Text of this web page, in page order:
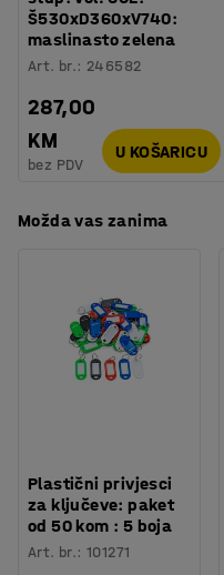
Š530xD360xV740:
maslinasto zelena
Art. br.: 246582
287,00
KM
bez PDV
U KOŠARICU
Možda vas zanima
Plastični privjesci
za ključeve: paket
od 50 kom : 5 boja
Art. br.:101271